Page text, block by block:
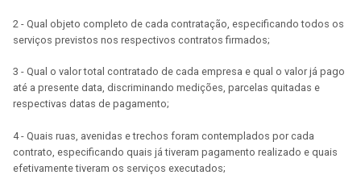
2 - Qual objeto completo de cada contratação, especificando todos os
serviços previstos nos respectivos contratos firmados;
3 - Qual o valor total contratado de cada empresa e qual o valor já pago
até a presente data, discriminando medições, parcelas quitadas e
respectivas datas de pagamento;
4 - Quais ruas, avenidas e trechos foram contemplados por cada
contrato, especificando quais já tiveram pagamento realizado e quais
efetivamente tiveram os serviços executados;